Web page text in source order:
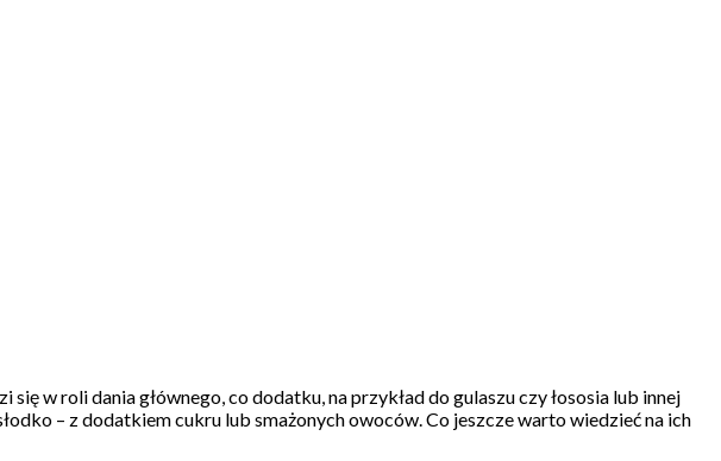
w roli dania głównego, co dodatku, na przykład do gulaszu czy łososia lub innej
– z dodatkiem cukru lub smażonych owoców. Co jeszcze warto wiedzieć na ich